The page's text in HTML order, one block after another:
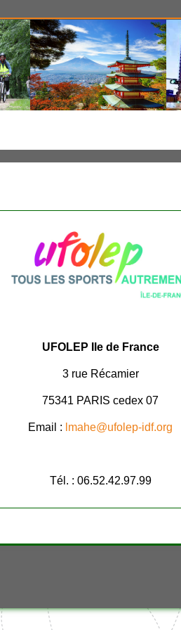
UFOLEP Ile de France
3 rue Récamier
75341 PARIS cedex 07
Email : lmahe@ufolep-idf.org
Tél. : 06.52.42.97.99